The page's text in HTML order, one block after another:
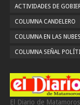
ACTIVIDADES DE
COLUMNA CANDELERO
COLUMNA EN LAS NUBES
COLUMNA SEÑAL
El Diario de